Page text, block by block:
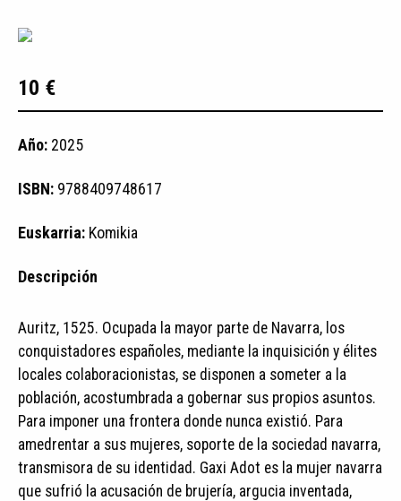
10 €
Año: 2025
ISBN: 9788409748617
Euskarria: Komikia
Descripción
Auritz, 1525. Ocupada la mayor parte de Navarra, los
conquistadores españoles, mediante la inquisición y élites
locales colaboracionistas, se disponen a someter a la
población, acostumbrada a gobernar sus propios asuntos.
Para imponer una frontera donde nunca existió. Para
amedrentar a sus mujeres, soporte de la sociedad navarra,
transmisora de su identidad. Gaxi Adot es la mujer navarra
que sufrió la acusación de brujería, argucia inventada,